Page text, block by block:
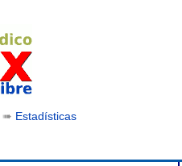
Estadísticas